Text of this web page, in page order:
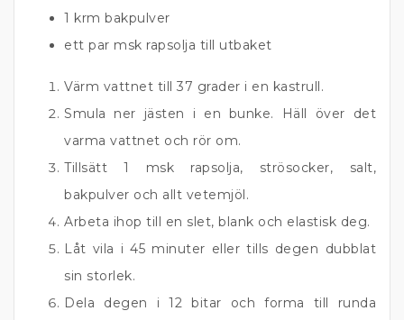
1 krm bakpulver
ett par msk rapsolja till utbaket
Värm vattnet till 37 grader i en kastrull.
Smula ner jästen i en bunke. Häll över det
varma vattnet och rör om.
Tillsätt 1 msk rapsolja, strösocker, salt,
bakpulver och allt vetemjöl.
Arbeta ihop till en slet, blank och elastisk deg.
Låt vila i 45 minuter eller tills degen dubblat
sin storlek.
Dela degen i 12 bitar och forma till runda